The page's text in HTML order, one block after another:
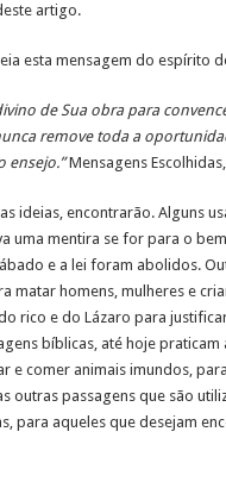
artigo.
esta mensagem do espírito
de Sua obra para
remove toda a
ensejo.”Mensagens
ideias, encontrarão. Alguns
uma mentira se for para o
e a lei foram abolidos.
matar homens, mulheres e
rico e do Lázaro para
bíblicas, até hoje praticam
e comer animais imundos,
outras passagens que são
para aqueles que desejam